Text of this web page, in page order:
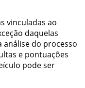
vinculadas ao
daquelas
análise do processo
e pontuações
pode ser